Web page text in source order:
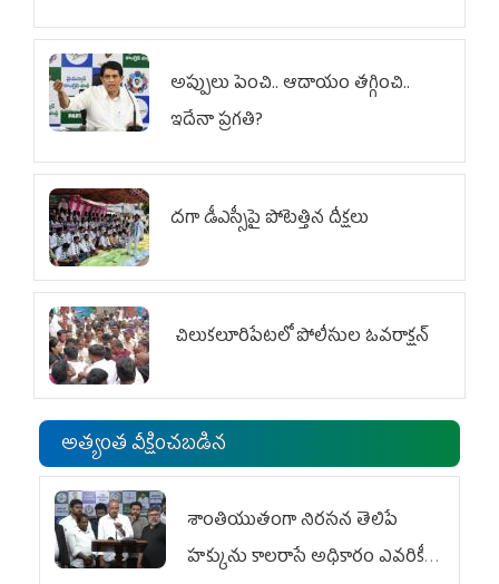
అప్పులు పెంచి.. ఆదాయం తగ్గించి..
ఇదేనా ప్రగతి?
దగా డీఎస్సీపై పోటెత్తిన దీక్షలు
చిలుక‌లూరిపేట‌లో పోలీసుల ఓవ‌రాక్ష‌న్‌
అత్యంత వీక్షించబడిన
శాంతియుతంగా నిరసన తెలిపే
హక్కును కాలరాసే అధికారం ఎవరికీ